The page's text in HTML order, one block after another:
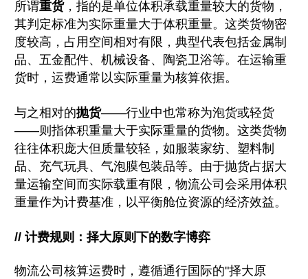
所谓重货，指的是单位体积承载重量较大的货物，
其判定标准为实际重量大于体积重量。这类货物密
度较高，占用空间相对有限，典型代表包括金属制
品、五金配件、机械设备、陶瓷卫浴等。在运输重
货时，运费通常以实际重量为核算依据。
与之相对的抛货——行业中也常称为泡货或轻货
——则指体积重量大于实际重量的货物。这类货物
往往体积庞大但质量较轻，如服装家纺、塑料制
品、充气玩具、气泡膜包装品等。由于抛货占据大
量运输空间而实际载重有限，物流公司会采用体积
重量作为计费基准，以平衡舱位资源的经济效益。
// 计费规则：择大原则下的数字博弈
物流公司核算运费时，遵循通行国际的"择大原